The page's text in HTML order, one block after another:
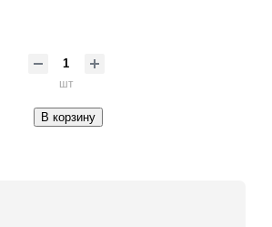
шт
В корзину